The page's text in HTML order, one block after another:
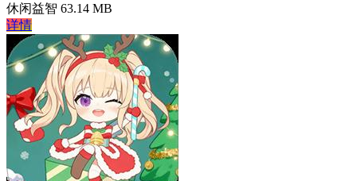
休闲益智 63.14 MB
详情